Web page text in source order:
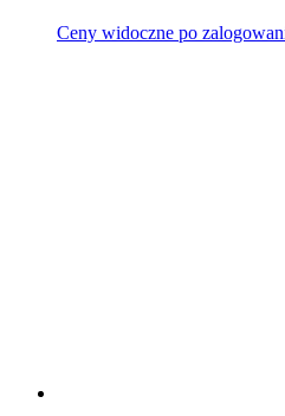
Ceny widoczne po